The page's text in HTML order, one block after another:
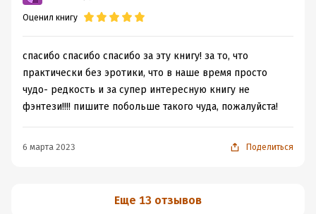
Оценил книгу
спасибо спасибо спасибо за эту книгу! за то, что
практически без эротики, что в наше время просто
чудо- редкость и за супер интересную книгу не
фэнтези!!!! пишите побольше такого чуда, пожалуйста!
6 марта 2023 Поделиться
Еще 13 отзывов